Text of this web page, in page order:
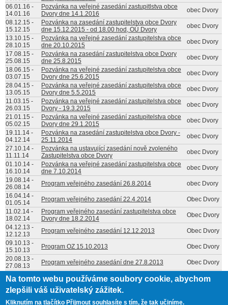
06.01.16 -
14.01.16
Pozvánka na veřejné zasedání zastupitlstva obce
Dvory dne 14.1.2016
obec Dvory
08.12.15 -
15.12.15
Pozvánka na zasedání zastupitelstva obce Dvory
dne 15.12.2015 - od 18.00 hod, OÚ Dvory
obec Dvory
13.10.15 -
28.10.15
Pozvánka na veřejné zasedání zastupitelstva obce
dne 20.10.2015
obec Dvory
17.08.15 -
25.08.15
Pozvánka na zasedání zastupitelstva obce Dvory
dne 25.8.2015
obec Dvory
18.06.15 -
03.07.15
Pozvánka na veřejné zasedání zastupitelstva obce
Dvory dne 25.6.2015
obec Dvory
28.04.15 -
13.05.15
Pozvánka na veřejné zasedání zastupitelstva obce
Dvory dne 5.5.2015
obec Dvory
11.03.15 -
26.03.15
Pozvánka na veřejné zasedání zastupitelstva obce
Dvory - 19.3.2015
obec Dvory
21.01.15 -
05.02.15
Pozvánka na veřejné zasedání zastupitelstva obce
Dvory dne 29.1.2015
obec Dvory
19.11.14 -
04.12.14
Pozvánka na zasedání zastupitelstva obce Dvory -
25.11.2014
obec Dvory
27.10.14 -
11.11.14
Pozvánka na ustavující zasedání nově zvoleného
Zastupitelstva obce Dvory
obec Dvory
01.10.14 -
16.10.14
Pozvánka na veřejné zasedání zastupitelstva obce
dne 7.10.2014
obec Dvory
19.08.14 -
26.08.14
Program veřejného zasedání 26.8.2014
obec Dvory
16.04.14 -
01.05.14
Program veřejného zasedání 22.4.2014
Obec Dvory
11.02.14 -
18.02.14
Program veřejného zasedání zastupitelstva obce
Dvory dne 18.2.2014
Obec Dvory
04.12.13 -
12.12.13
Program veřejného zasedání 12.12.2013
Obec Dvory
09.10.13 -
15.10.13
Program OZ 15.10.2013
Obec Dvory
20.08.13 -
27.08.13
Program veřejného zasedání dne 27.8.2013 Obec Dvory
Stránky
« první ‹ předchozí 2 3
Na tomto webu používáme soubory cookie, abychom
zlepšili váš uživatelský zážitek.
Kliknutím na tlačítko Přijmout souhlasíte s tím, že tak učiníme.